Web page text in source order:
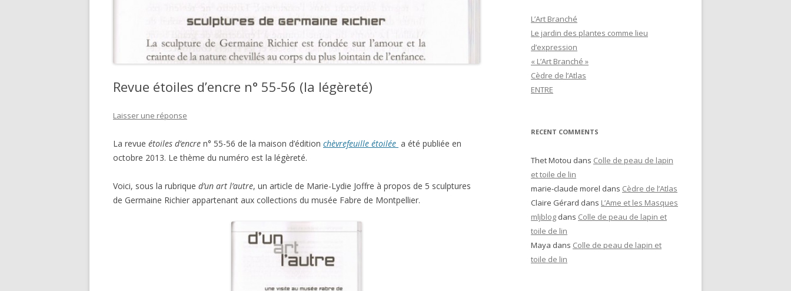
Revue étoiles d’encre n° 55-56 (la légèreté)
Laisser une réponse
La revue étoiles d’encre n° 55-56 de la maison d’édition chèvrefeuille étoilée a été publiée en
octobre 2013. Le thème du numéro est la légèreté.
Voici, sous la rubrique d’un art l’autre, un article de Marie-Lydie Joffre à propos de 5 sculptures
de Germaine Richier appartenant aux collections du musée Fabre de Montpellier.
L’Art Branché
Le jardin des plantes comme lieu
d’expression
« L’Art Branché »
Cèdre de l’Atlas
ENTRE
RECENT COMMENTS
Thet Motou dans Colle de peau de lapin
et toile de lin
marie-claude morel dans Cèdre de l’Atlas
Claire Gérard dans L’Ame et les Masques
mljblog dans Colle de peau de lapin et
toile de lin
Maya dans Colle de peau de lapin et
toile de lin